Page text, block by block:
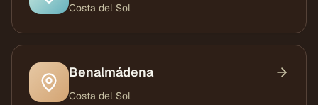
Costa del Sol
Benalmádena
Costa del Sol